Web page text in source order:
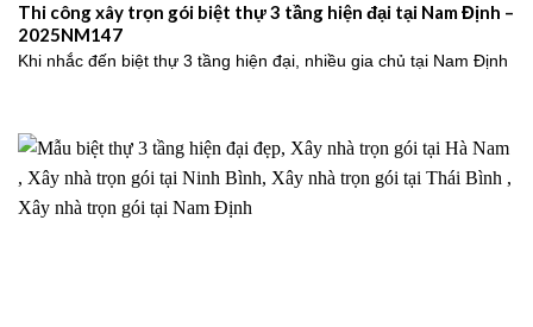
Thi công xây trọn gói biệt thự 3 tầng hiện đại tại Nam Định –
2025NM147
Khi nhắc đến biệt thự 3 tầng hiện đại, nhiều gia chủ tại Nam Định